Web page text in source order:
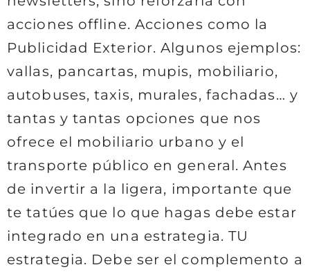
acciones offline. Acciones como la
Publicidad Exterior. Algunos ejemplos:
vallas, pancartas, mupis, mobiliario,
autobuses, taxis, murales, fachadas… y
tantas y tantas opciones que nos
ofrece el mobiliario urbano y el
transporte público en general. Antes
de invertir a la ligera, importante que
te tatúes que lo que hagas debe estar
integrado en una estrategia. TU
estrategia. Debe ser el complemento a